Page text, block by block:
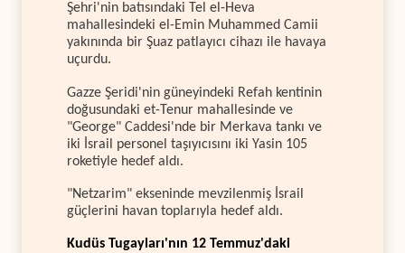
Şehri'nin batısındaki Tel el-Heva
mahallesindeki el-Emin Muhammed Camii
yakınında bir Şuaz patlayıcı cihazı ile havaya
uçurdu.
Gazze Şeridi'nin güneyindeki Refah kentinin
doğusundaki et-Tenur mahallesinde ve
"George" Caddesi'nde bir Merkava tankı ve
iki İsrail personel taşıyıcısını iki Yasin 105
roketiyle hedef aldı.
"Netzarim" ekseninde mevzilenmiş İsrail
güçlerini havan toplarıyla hedef aldı.
Kudüs Tugayları'nın 12 Temmuz'daki